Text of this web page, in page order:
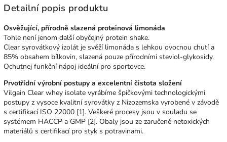
Detailní popis produktu
Osvěžující, přírodně slazená proteinová limonáda
Tohle není jenom další obyčejný protein shake.
Clear syrovátkový izolát je svěží limonáda s lehkou ovocnou chutí a
85% obsahem bílkovin, slazená pouze přírodními steviol‑glykosidy.
Ochutnej funkční nápoj ideální pro sportovce.
Prvotřídní výrobní postupy a excelentní čistota složení
Vilgain Clear whey isolate vyrábíme špičkovými technologickými
postupy z vysoce kvalitní syrovátky z Nizozemska vyrobené v závodě
s certifikací ISO 22000 [1]. Veškeré procesy jsou v souladu se
systémem HACCP a GMP [2]. Obaly jsou ze zaručeně netoxických
materiálů s certifikací pro styk s potravinami.